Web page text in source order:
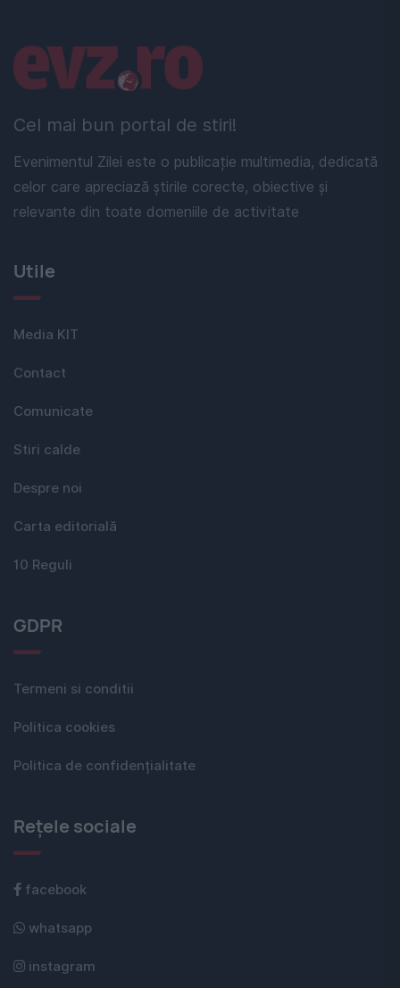
Cel mai bun portal de stiri!
Evenimentul Zilei este o publicație multimedia, dedicată
celor care apreciază știrile corecte, obiective și
relevante din toate domeniile de activitate
Linkuri utile
Utile
Media KIT
Contact
Comunicate
Stiri calde
Despre noi
Carta editorială
10 Reguli
GDPR
Termeni si conditii
Politica cookies
Politica de confidențialitate
Rețele sociale
facebook
whatsapp
instagram